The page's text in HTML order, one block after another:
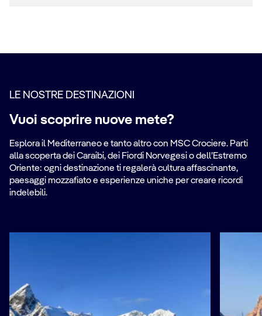
LE NOSTRE DESTINAZIONI
Vuoi scoprire nuove mete?
Esplora il Mediterraneo e tanto altro con MSC Crociere. Parti
alla scoperta dei Caraibi, dei Fiordi Norvegesi o dell’Estremo
Oriente: ogni destinazione ti regalerà cultura affascinante,
paesaggi mozzafiato e esperienze uniche per creare ricordi
indelebili.